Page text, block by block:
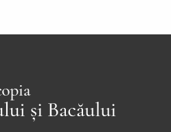
Ev. Matei 17, 24-27; 18, 1-4